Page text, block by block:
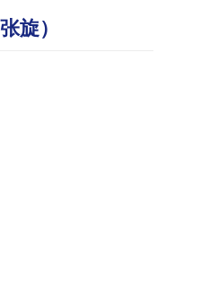
旋）